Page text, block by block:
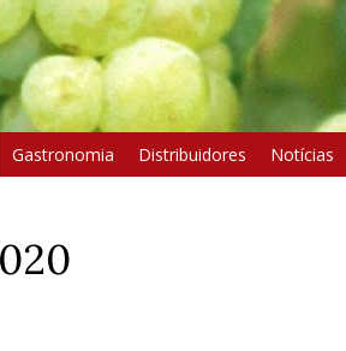
Gastronomia Distribuidores Notícias